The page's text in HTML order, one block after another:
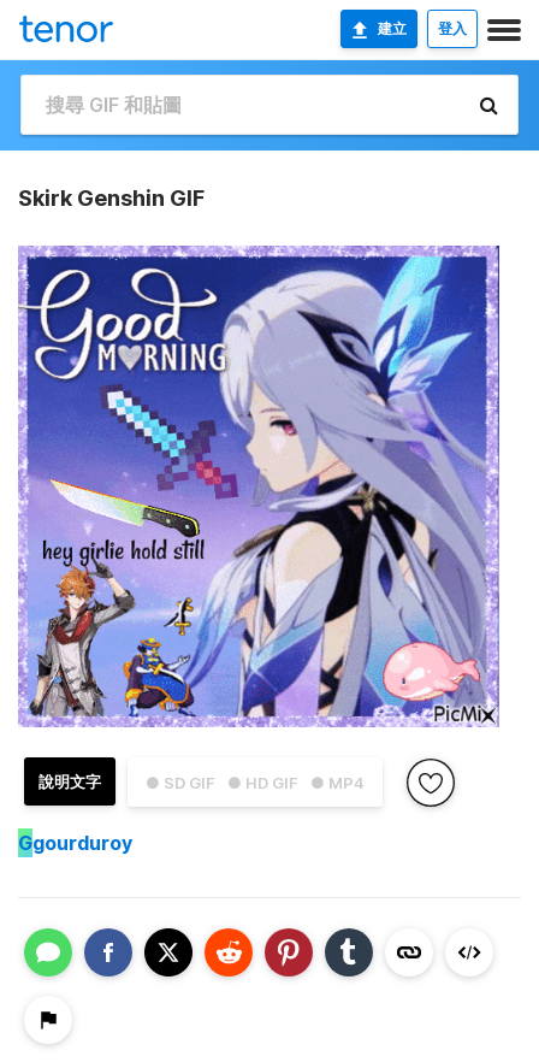
建立 登入
Skirk Genshin GIF
● SD GIF ● HD GIF ● MP4
說明文字
Ggourduroy